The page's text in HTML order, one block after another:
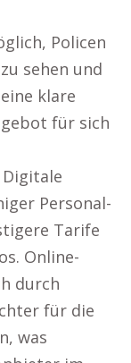
Policen
sehen und
klare
für sich
Digitale
Personal-
Tarife
Online-
durch
für die
was